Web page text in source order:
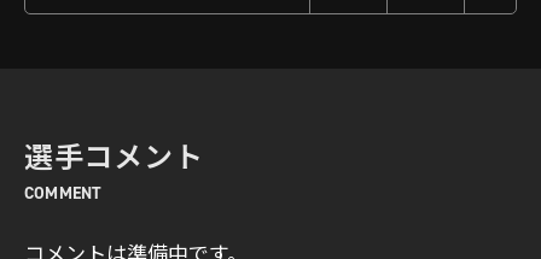
選手コメント
COMMENT
コメントは準備中です。